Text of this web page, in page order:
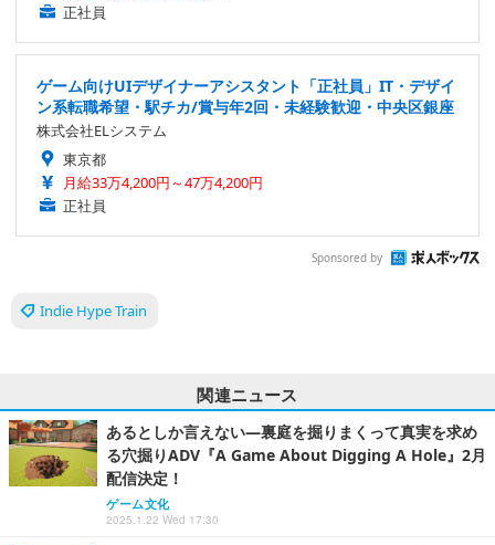
正社員
ゲーム向けUIデザイナーアシスタント「正社員」IT・デザイ
ン系転職希望・駅チカ/賞与年2回・未経験歓迎・中央区銀座
株式会社ELシステム
東京都
月給33万4,200円～47万4,200円
正社員
Sponsored by
Indie Hype Train
関連ニュース
あるとしか言えない―裏庭を掘りまくって真実を求め
る穴掘りADV『A Game About Digging A Hole』2月
配信決定！
ゲーム文化
2025.1.22 Wed 17:30